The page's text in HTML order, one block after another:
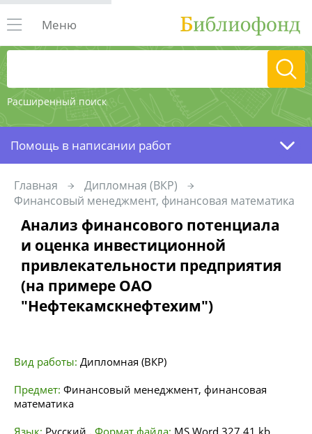
Расширенный поиск
Меню
Помощь в написании работ
Главная
Дипломная (ВКР)
Финансовый менеджмент, финансовая математика
Анализ финансового потенциала
и оценка инвестиционной
привлекательности предприятия
(на примере ОАО
"Нефтекамскнефтехим")
Вид работы: Дипломная (ВКР)
Предмет: Финансовый менеджмент, финансовая
математика
Язык: Русский , Формат файла: MS Word 327,41 kb